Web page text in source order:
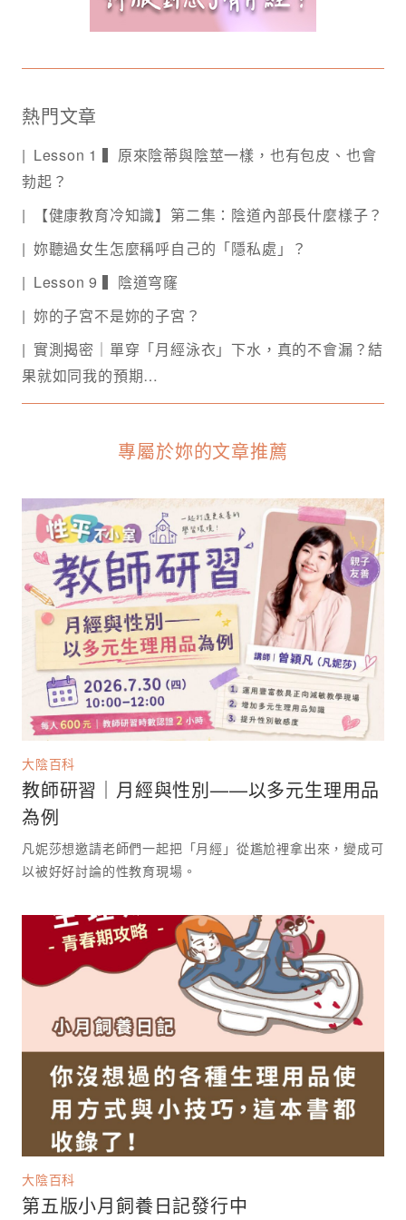
熱門文章
Lesson 1 ▍原來陰蒂與陰莖一樣，也有包皮、也會
勃起？
【健康教育冷知識】第二集：陰道內部長什麼樣子？
妳聽過女生怎麼稱呼自己的「隱私處」？
Lesson 9 ▍陰道穹窿
妳的子宮不是妳的子宮？
實測揭密｜單穿「月經泳衣」下水，真的不會漏？結
果就如同我的預期…
專屬於妳的文章推薦
大陰百科
教師研習｜月經與性別——以多元生理用品
為例
凡妮莎想邀請老師們一起把「月經」從尷尬裡拿出來，變成可
大陰百科
第五版小月飼養日記發行中